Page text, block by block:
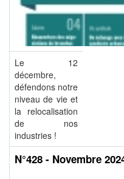
Le 12
décembre,
défendons notre
niveau de vie et
la relocalisation
de nos
industries !
N°428 - Novembre